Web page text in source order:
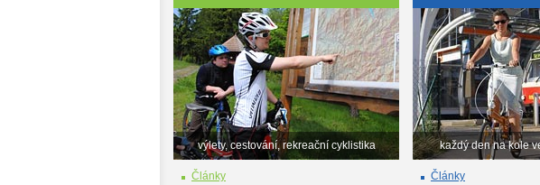
výlety, cestování, rekreační cyklistika
Články
každý den na kole
Články